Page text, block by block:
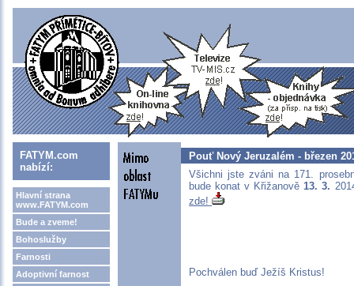
FATYM.com
nabízí:
Hlavní strana
www.FATYM.com
Bude a zveme!
Bohoslužby
Farnosti
Adoptivní farnost
Pouť Nový Jeruzalém - březen
Všichni jste zváni na 171.
bude konat v Křižanově 13. 3.
zde!
Pochválen buď Ježíš Kristus!